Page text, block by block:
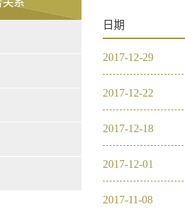
关系
推介材料
2026
日期
2017-12-29
2017-12-22
2017-12-18
2017-12-01
2017-11-08